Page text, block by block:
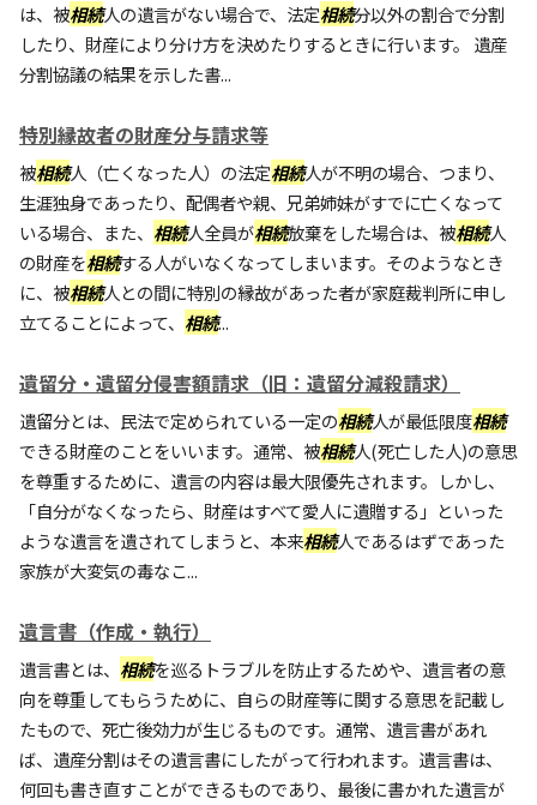
は、被相続人の遺言がない場合で、法定相続分以外の割合で分割
したり、財産により分け方を決めたりするときに行います。 遺産
分割協議の結果を示した書...
特別縁故者の財産分与請求等
被相続人（亡くなった人）の法定相続人が不明の場合、つまり、
生涯独身であったり、配偶者や親、兄弟姉妹がすでに亡くなって
いる場合、また、 相続人全員が相続放棄をした場合は、被相続人
の財産を相続する人がいなくなってしまいます。そのようなとき
に、被相続人との間に特別の縁故があった者が家庭裁判所に申し
立てることによって、 相続...
遺留分・遺留分侵害額請求（旧：遺留分減殺請求）
遺留分とは、民法で定められている一定の相続人が最低限度相続
できる財産のことをいいます。通常、被相続人(死亡した人)の意思
を尊重するために、遺言の内容は最大限優先されます。しかし、
「自分がなくなったら、財産はすべて愛人に遺贈する」といった
ような遺言を遺されてしまうと、本来相続人であるはずであった
家族が大変気の毒なこ...
遺言書（作成・執行）
遺言書とは、 相続を巡るトラブルを防止するためや、遺言者の意
向を尊重してもらうために、自らの財産等に関する意思を記載し
たもので、死亡後効力が生じるものです。通常、遺言書があれ
ば、遺産分割はその遺言書にしたがって行われます。遺言書は、
何回も書き直すことができるものであり、最後に書かれた遺言が